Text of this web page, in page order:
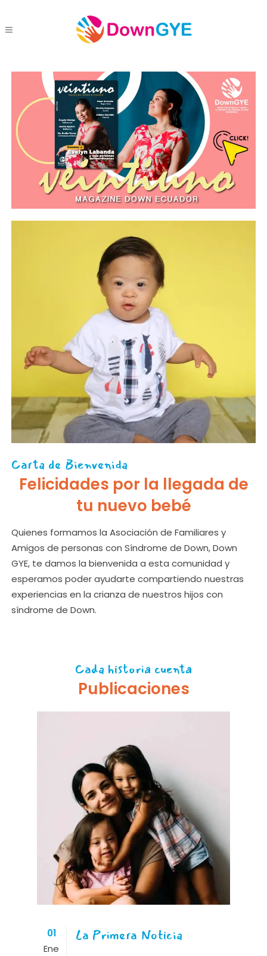
Carta de Bienvenida
Felicidades por la llegada de
tu nuevo bebé
Quienes formamos la Asociación de Familiares y
Amigos de personas con Síndrome de Down, Down
GYE, te damos la bienvenida a esta comunidad y
esperamos poder ayudarte compartiendo nuestras
experiencias en la crianza de nuestros hijos con
síndrome de Down.
Cada historia cuenta
Publicaciones
01
Ene
La Primera Noticia